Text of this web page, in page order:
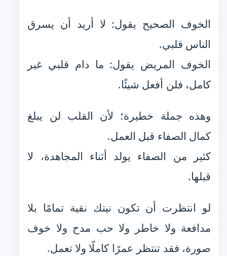
الخوف الصحيح يقول: لا أريد أن يسرق
الناس قلبي.
الخوف المريض يقول: ما دام قلبي غير
كامل، فلن أفعل شيئًا.
وهذه جملة خطيرة؛ لأن القلب لن يبلغ
كمال الصفاء قبل العمل.
كثير من الصفاء يولد أثناء المجاهدة، لا
قبلها.
لو انتظرت أن تكون نيتك نقية تمامًا بلا
مدافعة ولا خاطر ولا حب مدح ولا خوف
صورة، فقد تنتظر عمرًا كاملًا ولا تعمل.